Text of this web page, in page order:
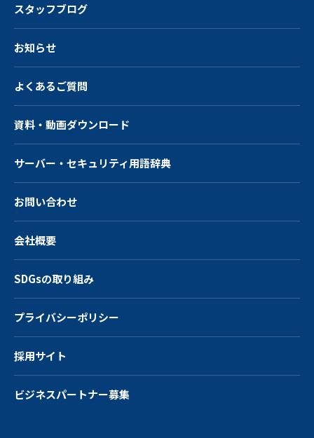
スタッフブログ
お知らせ
よくあるご質問
資料・動画ダウンロード
サーバー・ セキュリティ用語辞典
お問い合わせ
会社概要
SDGsの取り組み
プライバシーポリシー
採用サイト
ビジネスパートナー募集